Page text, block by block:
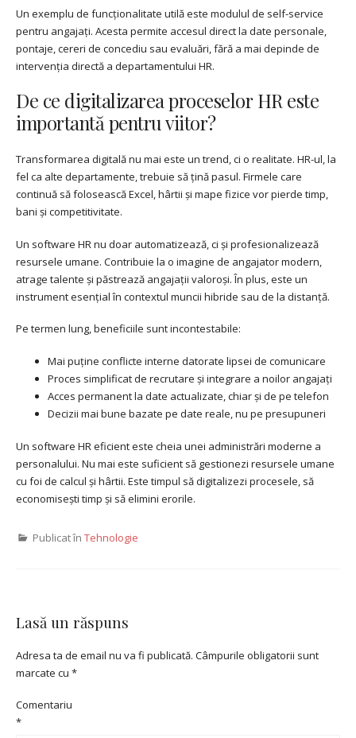
Un exemplu de funcționalitate utilă este modulul de self-service
pentru angajați. Acesta permite accesul direct la date personale,
pontaje, cereri de concediu sau evaluări, fără a mai depinde de
intervenția directă a departamentului HR.
De ce digitalizarea proceselor HR este
importantă pentru viitor?
Transformarea digitală nu mai este un trend, ci o realitate. HR-ul, la
fel ca alte departamente, trebuie să țină pasul. Firmele care
continuă să folosească Excel, hârtii și mape fizice vor pierde timp,
bani și competitivitate.
Un software HR nu doar automatizează, ci și profesionalizează
resursele umane. Contribuie la o imagine de angajator modern,
atrage talente și păstrează angajații valoroși. În plus, este un
instrument esențial în contextul muncii hibride sau de la distanță.
Pe termen lung, beneficiile sunt incontestabile:
Mai puține conflicte interne datorate lipsei de comunicare
Proces simplificat de recrutare și integrare a noilor angajați
Acces permanent la date actualizate, chiar și de pe telefon
Decizii mai bune bazate pe date reale, nu pe presupuneri
Un software HR eficient este cheia unei administrări moderne a
personalului. Nu mai este suficient să gestionezi resursele umane
cu foi de calcul și hârtii. Este timpul să digitalizezi procesele, să
economisești timp și să elimini erorile.
Publicat în Tehnologie
Lasă un răspuns
Adresa ta de email nu va fi publicată. Câmpurile obligatorii sunt
marcate cu *
Comentariu
*